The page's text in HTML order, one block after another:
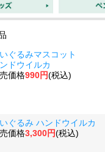
ぐるみマスコット
ドウイルカ
価格990円(税込)
ぐるみ ハンドウイルカ
価格3,300円(税込)